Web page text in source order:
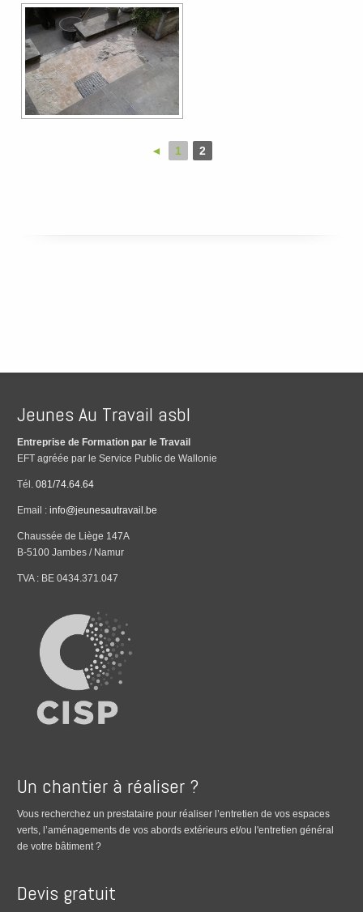
◄ 1 2
Jeunes Au Travail asbl
Entreprise de Formation par le Travail
EFT agréée par le Service Public de Wallonie
Tél.081/74.64.64
Email :info@jeunesautravail.be
Chaussée de Liège 147A
B-5100 Jambes / Namur
TVA : BE 0434.371.047
Un chantier à réaliser ?
Vous recherchez un prestataire pour réaliser l’entretien de vos espaces
verts, l’aménagements de vos abords extérieurs et/ou l'entretien général
de votre bâtiment ?
Devis gratuit